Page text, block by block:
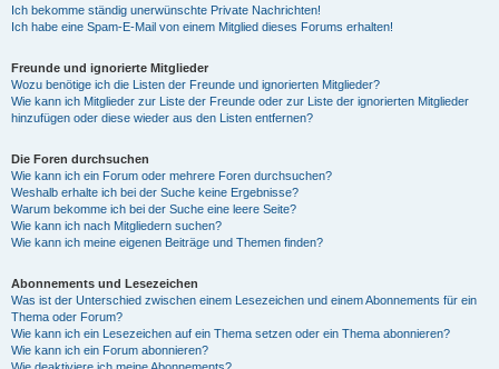
Ich bekomme ständig unerwünschte Private Nachrichten!
Ich habe eine Spam-E-Mail von einem Mitglied dieses Forums erhalten!
Freunde und ignorierte Mitglieder
Wozu benötige ich die Listen der Freunde und ignorierten Mitglieder?
Wie kann ich Mitglieder zur Liste der Freunde oder zur Liste der ignorierten Mitglieder
hinzufügen oder diese wieder aus den Listen entfernen?
Die Foren durchsuchen
Wie kann ich ein Forum oder mehrere Foren durchsuchen?
Weshalb erhalte ich bei der Suche keine Ergebnisse?
Warum bekomme ich bei der Suche eine leere Seite?
Wie kann ich nach Mitgliedern suchen?
Wie kann ich meine eigenen Beiträge und Themen finden?
Abonnements und Lesezeichen
Was ist der Unterschied zwischen einem Lesezeichen und einem Abonnements für ein
Thema oder Forum?
Wie kann ich ein Lesezeichen auf ein Thema setzen oder ein Thema abonnieren?
Wie kann ich ein Forum abonnieren?